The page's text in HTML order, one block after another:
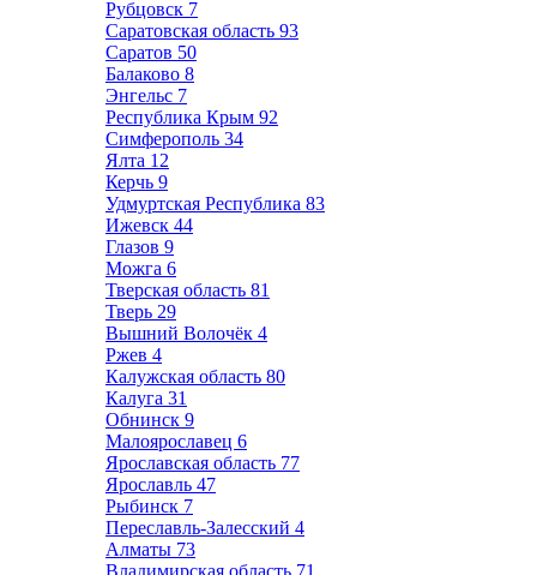
Рубцовск 7
Саратовская область 93
Саратов 50
Балаково 8
Энгельс 7
Республика Крым 92
Симферополь 34
Ялта 12
Керчь 9
Удмуртская Республика 83
Ижевск 44
Глазов 9
Можга 6
Тверская область 81
Тверь 29
Вышний Волочёк 4
Ржев 4
Калужская область 80
Калуга 31
Обнинск 9
Малоярославец 6
Ярославская область 77
Ярославль 47
Рыбинск 7
Переславль-Залесский 4
Алматы 73
Владимирская область 71